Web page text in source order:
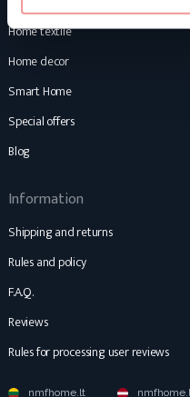
Home textile
Home decor
Smart Home
Special offers
Blog
Information
Shipping and returns
Rules and policy
F.A.Q.
Reviews
Rules for processing user reviews
nmfhome.lt